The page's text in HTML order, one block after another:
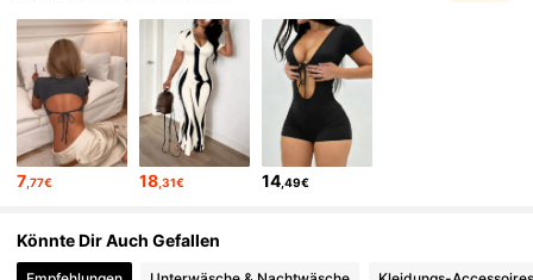
4,83 74K Follower
4,83 74K Follower
4,83 74K Follower
4,83 74K Follower
7 ,77€ 18 ,31€ 14,49€
Könnte Dir Auch Gefallen